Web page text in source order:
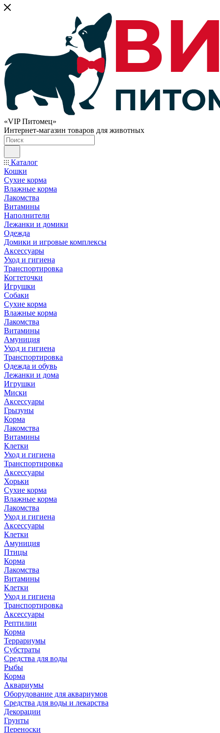
«VIP Питомец»
Интернет-магазин товаров для животных
Каталог
Кошки
Сухие корма
Влажные корма
Лакомства
Витамины
Наполнители
Лежанки и домики
Одежда
Домики и игровые комплексы
Аксессуары
Уход и гигиена
Транспортировка
Когтеточки
Игрушки
Собаки
Сухие корма
Влажные корма
Лакомства
Витамины
Амуниция
Уход и гигиена
Транспортировка
Одежда и обувь
Лежанки и дома
Игрушки
Миски
Аксессуары
Грызуны
Корма
Лакомства
Витамины
Клетки
Уход и гигиена
Транспортировка
Аксессуары
Хорьки
Сухие корма
Влажные корма
Лакомства
Уход и гигиена
Аксессуары
Клетки
Амуниция
Птицы
Корма
Лакомства
Витамины
Клетки
Уход и гигиена
Транспортировка
Аксессуары
Рептилии
Корма
Террариумы
Субстраты
Средства для воды
Рыбы
Корма
Аквариумы
Оборудование для аквариумов
Средства для воды и лекарства
Декорации
Грунты
Переноски